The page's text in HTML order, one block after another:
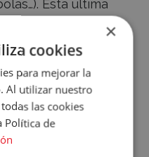
Esta última
un importante
importante parte
actividades es
pequeños; pero
al mismo tiempo
×
cookies
para mejorar la
Al utilizar nuestro
las cookies
Política de